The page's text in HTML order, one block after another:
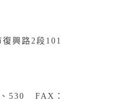
興路2段101
530 FAX：